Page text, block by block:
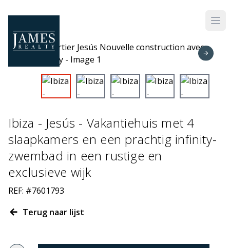
Ibiza - Jesús - Vakantiehuis met 4
slaapkamers en een prachtig infinity-
zwembad in een rustige en
exclusieve wijk
REF: #7601793
Terug naar lijst